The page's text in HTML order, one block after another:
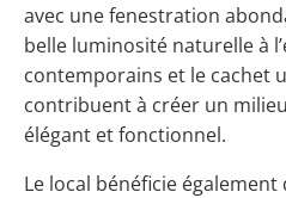
avec une fenestration
belle luminosité naturelle à
contemporains et le cachet
contribuent à créer un
élégant et fonctionnel.
Le local bénéficie également